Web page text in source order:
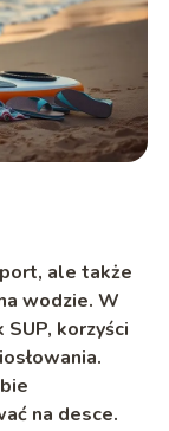
ale także
wodzie. W
korzyści
na desce.